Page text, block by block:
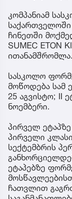
კომპანიამ
ჩინეთში
SUMEC ETON
ითანამშრომლა.
სასკოლო
მოწოდება სამ
25 აგვისტო; II
ნოემბერი.
პირველ
პირველი
სექტემბრის
ეტაპებზე
ჩათვლით